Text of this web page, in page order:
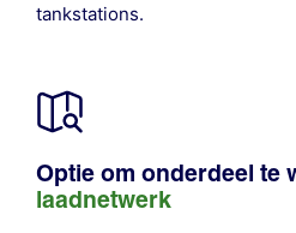
tankstations.
Optie om onderdeel te
laadnetwerk